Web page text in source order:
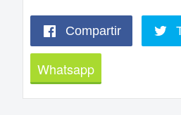
Compartir
Whatsapp